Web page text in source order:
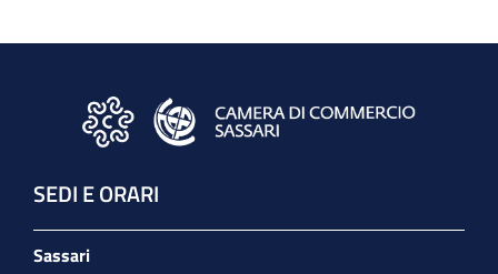
SEDI E ORARI
Sassari